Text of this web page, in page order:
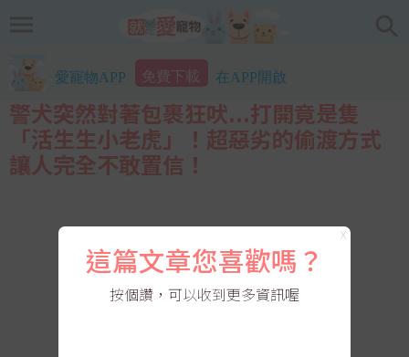
愛寵物APP 免費下載 在APP開啟
警犬突然對著包裹狂吠...打開竟是隻
「活生生小老虎」！超惡劣的偷渡方式
讓人完全不敢置信！
X
這篇文章您喜歡嗎？
按個讚，可以收到更多資訊喔